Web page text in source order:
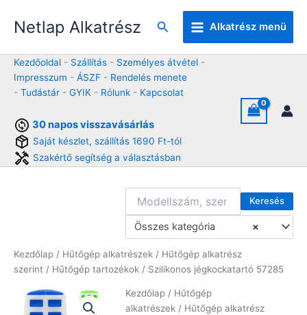
Netlap Alkatrész Keresés Alkatrész menü
Kezdőoldal - Szállítás - Személyes átvétel -
Impresszum - ÁSZF - Rendelés menete
- Tudástár - GYIK - Rólunk - Kapcsolat
30 napos visszavásárlás
Saját készlet, szállítás 1690 Ft-tól
Szakértő segítség a választásban
Keresés
×
Összes kategória
Kezdőlap / Hűtőgép alkatrészek / Hűtőgép alkatrész
szerint / Hűtőgép tartozékok / Szilikonos jégkockatartó 57285
Kezdőlap / Hűtőgép
alkatrészek / Hűtőgép alkatrész